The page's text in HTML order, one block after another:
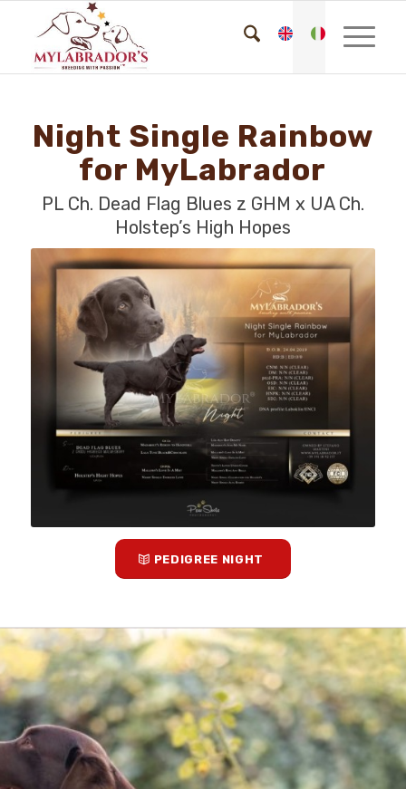
Night Single Rainbow
for MyLabrador
PL Ch. Dead Flag Blues z GHM x UA Ch.
Holstep’s High Hopes
PEDIGREE NIGHT